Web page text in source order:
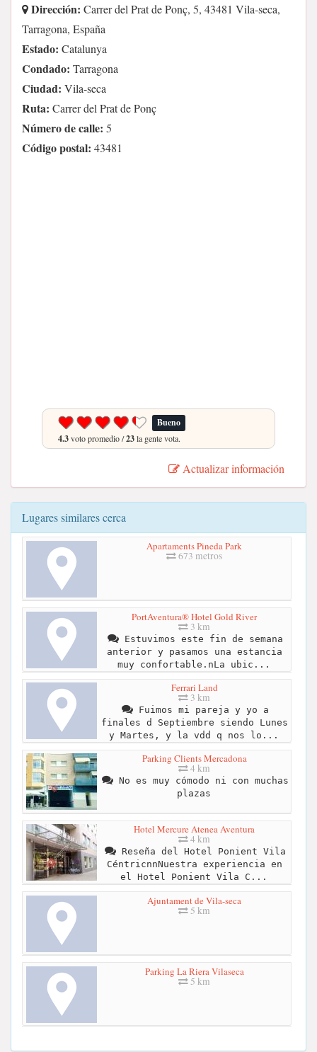
Dirección: Carrer del Prat de Ponç, 5, 43481 Vila-seca,
Tarragona, España
Estado: Catalunya
Condado: Tarragona
Ciudad: Vila-seca
Ruta: Carrer del Prat de Ponç
Número de calle: 5
Código postal: 43481
Bueno
4.3voto promedio /23la gente vota.
Actualizar información
Lugares similares cerca
Apartaments Pineda Park
673 metros
PortAventura® Hotel Gold River
3 km
Estuvimos este fin de semana
anterior y pasamos una estancia
muy confortable.nLa ubic...
Ferrari Land
3 km
Fuimos mi pareja y yo a
finales d Septiembre siendo Lunes
y Martes, y la vdd q nos lo...
Parking Clients Mercadona
4 km
No es muy cómodo ni con muchas
plazas
Hotel Mercure Atenea Aventura
4 km
Reseña del Hotel Ponient Vila
CéntricnnNuestra experiencia en
el Hotel Ponient Vila C...
Ajuntament de Vila-seca
5 km
Parking La Riera Vilaseca
5 km